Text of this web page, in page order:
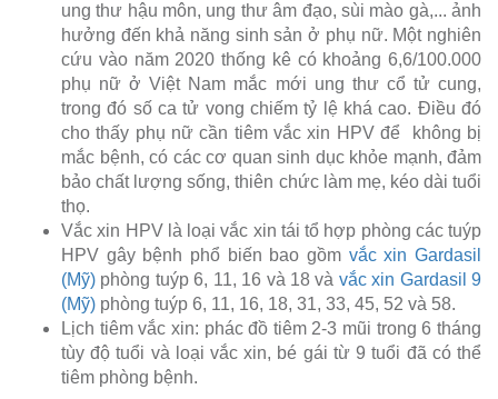
ung thư hậu môn, ung thư âm đạo, sùi mào gà,... ảnh
hưởng đến khả năng sinh sản ở phụ nữ. Một nghiên
cứu vào năm 2020 thống kê có khoảng 6,6/100.000
phụ nữ ở Việt Nam mắc mới ung thư cổ tử cung,
trong đó số ca tử vong chiếm tỷ lệ khá cao. Điều đó
cho thấy phụ nữ cần tiêm vắc xin HPV để không bị
mắc bệnh, có các cơ quan sinh dục khỏe mạnh, đảm
bảo chất lượng sống, thiên chức làm mẹ, kéo dài tuổi
thọ.
Vắc xin HPV là loại vắc xin tái tổ hợp phòng các tuýp
HPV gây bệnh phổ biến bao gồm vắc xin Gardasil
(Mỹ) phòng tuýp 6, 11, 16 và 18 và vắc xin Gardasil 9
(Mỹ) phòng tuýp 6, 11, 16, 18, 31, 33, 45, 52 và 58.
Lịch tiêm vắc xin: phác đồ tiêm 2-3 mũi trong 6 tháng
tùy độ tuổi và loại vắc xin, bé gái từ 9 tuổi đã có thể
tiêm phòng bệnh.